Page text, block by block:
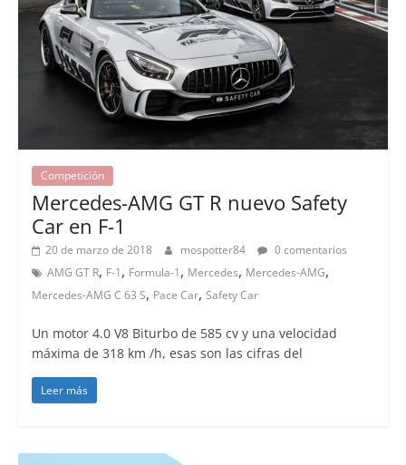
Competición
Mercedes-AMG GT R nuevo Safety
Car en F-1
20 de marzo de 2018 mospotter84
0 comentarios
AMG GT R, F-1, Formula-1, Mercedes, Mercedes-AMG,
Mercedes-AMG C 63 S, Pace Car, Safety Car
Un motor 4.0 V8 Biturbo de 585 cv y una velocidad
máxima de 318 km /h, esas son las cifras del
Leer más